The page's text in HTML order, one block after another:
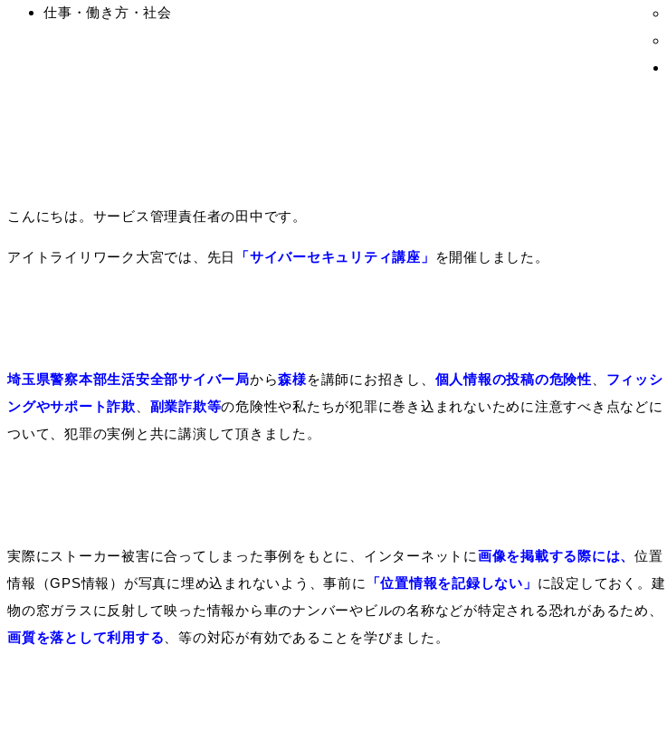
仕事・働き方・社会
こんにちは。サービス管理責任者の田中です。
アイトライリワーク大宮では、先日 「サイバーセキュリティ講座」 を開催しました。
埼玉県警察本部生活安全部サイバー局から森様を講師にお招きし、 個人情報の投稿の危険性
フィッシ
ングやサポート詐欺
副業詐欺等の危険性や私たちが犯罪に巻き込まれないために注意すべき点などに
ついて、犯罪の実例と共に講演して頂きました。
実際にストーカー被害に合ってしまった事例をもとに、インターネットに画像を掲載する際には、 位置
情報（GPS情報）が写真に埋め込まれないよう、事前に
「位置情報を記録しない」 に設定しておく。建
物の窓ガラスに反射して映った情報から車のナンバーやビルの名称などが特定される恐れがあるため、
画質を落として利用する 、等の対応が有効であることを学びました。